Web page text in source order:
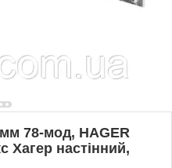
78-мод, HAGER
Хагер настінний,